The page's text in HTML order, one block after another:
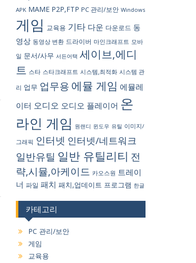
APK MAME P2P,FTP PC 관리/보안 Windows
게임 교육용 기타 다운 다운로드 동
영상 동영상 변환 드라이버 마인크래프트 모바
일 문서/사무 서든어택 세이브,에디
트 스타 스타크래프트 시스템,최적화 시스템 관
리 업무 업무용 에뮬 게임 에뮬레
이터 오디오 오디오 플레이어 온
라인 게임 원랜디 윈도우 유틸 이미지/
그래픽 인터넷 인터넷/네트워크
일반유틸 일반 유틸리티 전
략,시뮬,아케이드 카오스원 트레이
너 파일 패치 패치,업데이트 프로그램 한글
카테고리
PC 관리/보안
게임
교육용